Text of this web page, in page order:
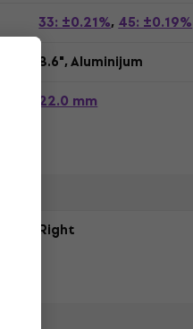
33: ±0.21%,45: ±0.19%
8.6", Aluminijum
22.0 mm
Right